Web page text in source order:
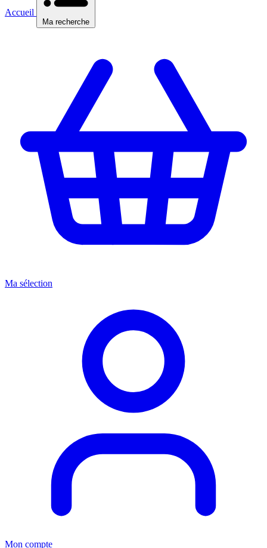
Accueil
Ma recherche
Ma sélection
Mon compte